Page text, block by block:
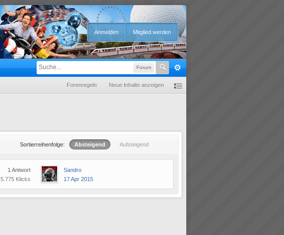
Anmelden Mitglied werden
Forum
Forenregeln Neue Inhalte anzeigen
Sortierreihenfolge: Absteigend Aufsteigend
1 Antwort
5.775 Klicks
Sandro
17 Apr 2015